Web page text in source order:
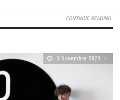
CONTINUE READING
3 Novembre 2023